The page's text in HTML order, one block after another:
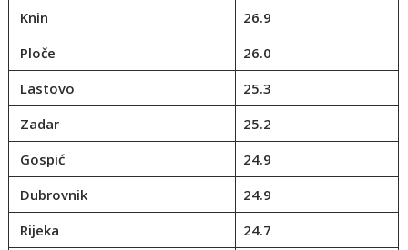
Knin
26.9
Ploče
26.0
Lastovo
25.3
Zadar
25.2
Gospić
24.9
Dubrovnik
24.9
Rijeka
24.7